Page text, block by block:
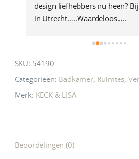
design liefhebbers nu heen?
in Utrecht…..Waardeloos…..
SKU: 54190
Categorieën: Badkamer, Ruimtes,
Merk: KECK & LISA
Beoordelingen (0)